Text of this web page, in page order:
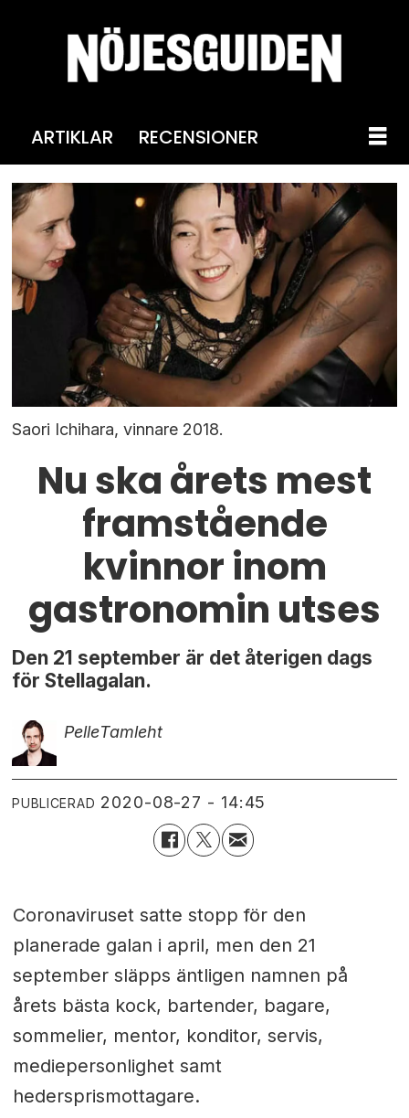
ARTIKLAR RECENSIONER
Saori Ichihara, vinnare 2018.
Nu ska årets mest
framstående
kvinnor inom
gastronomin utses
Den 21 september är det återigen dags
för Stellagalan.
PelleTamleht
PUBLICERAD 2020-08-27 - 14:45
Coronaviruset satte stopp för den
planerade galan i april, men den 21
september släpps äntligen namnen på
årets bästa kock, bartender, bagare,
sommelier, mentor, konditor, servis,
mediepersonlighet samt
hedersprismottagare.